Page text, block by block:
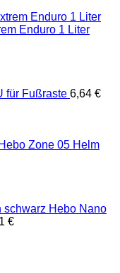
Enduro 1 Liter
für Fußraste 6,64 €
Hebo Zone 05 Helm
Hebo Nano
€